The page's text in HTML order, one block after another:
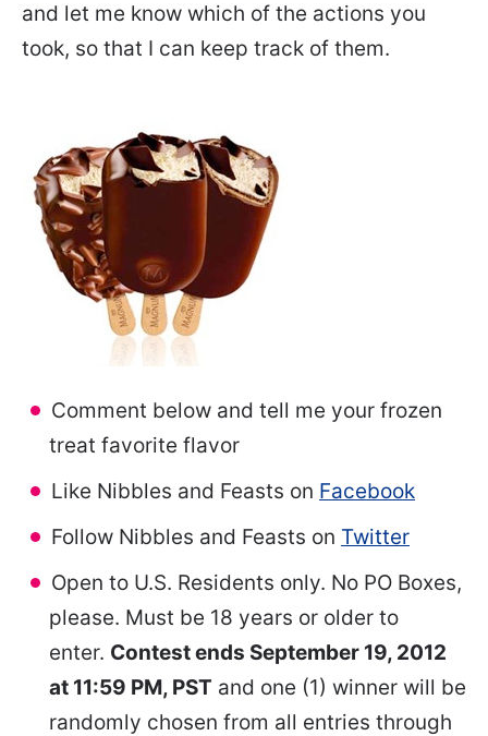
and let me know which of the actions you
took, so that I can keep track of them.
Comment below and tell me your frozen
treat favorite flavor
Like Nibbles and Feasts on Facebook
Follow Nibbles and Feasts on Twitter
Open to U.S. Residents only. No PO Boxes,
please. Must be 18 years or older to
enter. Contest ends September 19, 2012
at 11:59 PM, PST and one (1) winner will be
randomly chosen from all entries through